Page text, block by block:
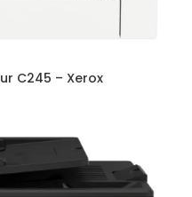
C245 – Xerox